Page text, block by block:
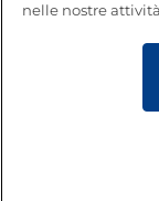
nelle nostre